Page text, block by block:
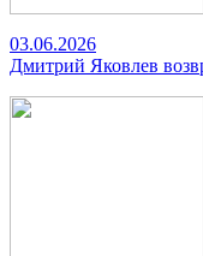
03.06.2026
Дмитрий Яковлев